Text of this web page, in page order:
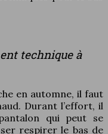
technique à
en automne, il faut
Durant l’effort, il
qui peut se
respirer le bas de